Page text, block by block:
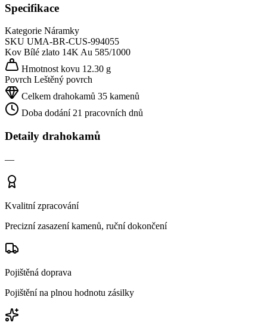
Specifikace
Kategorie Náramky
SKU UMA-BR-CUS-994055
Kov Bílé zlato 14KAu 585/1000
Hmotnost kovu 12.30 g
Povrch Leštěný povrch
Celkem drahokamů 35 kamenů
Doba dodání 21 pracovních dnů
Detaily drahokamů
—
Kvalitní zpracování
Precizní zasazení kamenů, ruční dokončení
Pojištěná doprava
Pojištění na plnou hodnotu zásilky